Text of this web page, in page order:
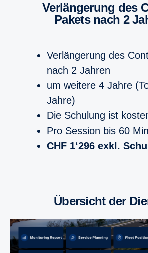
Verlängerung des Control
Pakets nach 2
Verlängerung des
nach 2 Jahren
um weitere 4 Jahre
Jahre)
Die Schulung ist
Pro Session bis 60
CHF 1‘296 exkl.
Übersicht der